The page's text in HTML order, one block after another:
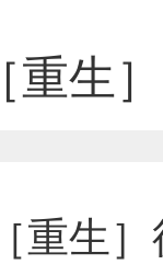
［重生
［重生